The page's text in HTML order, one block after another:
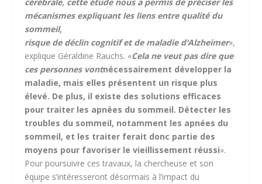
mécanismes expliquant les liens entre qualité du
sommeil,
risque de déclin cognitif et de maladie d’Alzheimer»,
explique Géraldine Rauchs. «Cela ne veut pas dire que
ces personnes vontnécessairement développer la
maladie, mais elles présentent un risque plus
élevé. De plus, il existe des solutions efficaces
pour traiter les apnées du sommeil. Détecter les
troubles du sommeil, notamment les apnées du
sommeil, et les traiter ferait donc partie des
moyens pour favoriser le vieillissement réussi».
Pour poursuivre ces travaux, la chercheuse et son
équipe s’intéresseront désormais à l’impact du